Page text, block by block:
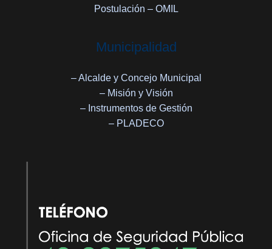
Postulación – OMIL
Municipalidad
– Alcalde y Concejo Municipal
– Misión y Visión
– Instrumentos de Gestión
– PLADECO